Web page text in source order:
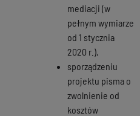
mediacji (w
pełnym wymiarze
od 1 stycznia
2020 r.),
sporządzeniu
projektu pisma o
zwolnienie od
kosztów